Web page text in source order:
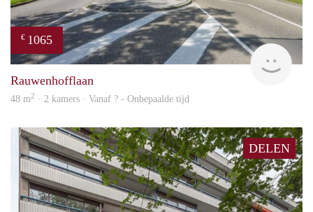
€ 1065
rent
Rauwenhofflaan
48 m2 · 2 kamers · Vanaf ? - Onbepaalde tijd
DELEN